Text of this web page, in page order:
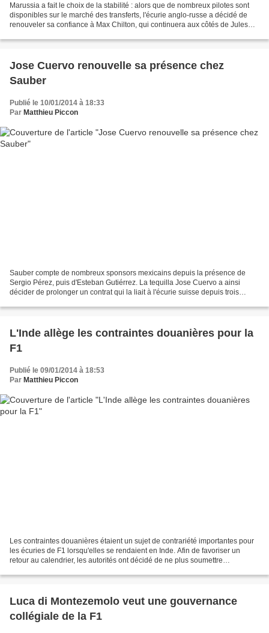
Marussia a fait le choix de la stabilité : alors que de nombreux pilotes sont
disponibles sur le marché des transferts, l'écurie anglo-russe a décidé de
renouveler sa confiance à Max Chilton, qui continuera aux côtés de Jules
Jose Cuervo renouvelle sa présence chez
Sauber
Publié le 10/01/2014 à 18:33
Par Matthieu Piccon
Sauber compte de nombreux sponsors mexicains depuis la présence de
Sergio Pérez, puis d'Esteban Gutiérrez. La tequilla Jose Cuervo a ainsi
décider de prolonger un contrat qui la liait à l'écurie suisse depuis trois
L'Inde allège les contraintes douanières pour la
F1
Publié le 09/01/2014 à 18:53
Par Matthieu Piccon
Les contraintes douanières étaient un sujet de contrariété importantes pour
les écuries de F1 lorsqu'elles se rendaient en Inde. Afin de favoriser un
retour au calendrier, les autorités ont décidé de ne plus soumettre
Luca di Montezemolo veut une gouvernance
collégiale de la F1